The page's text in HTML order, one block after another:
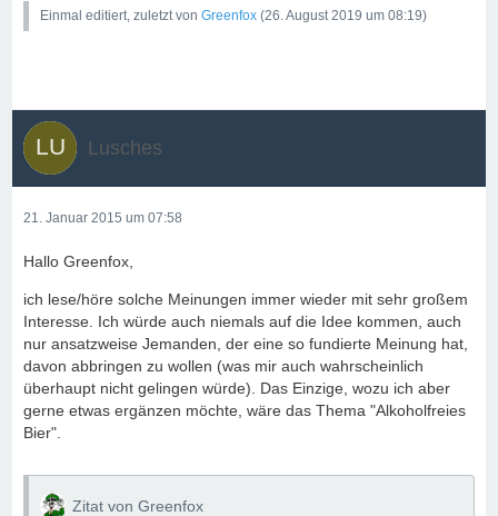
Einmal editiert, zuletzt von Greenfox (26. August 2019 um 08:19)
Lusches
21. Januar 2015 um 07:58
Hallo Greenfox,
ich lese/höre solche Meinungen immer wieder mit sehr großem
Interesse. Ich würde auch niemals auf die Idee kommen, auch
nur ansatzweise Jemanden, der eine so fundierte Meinung hat,
davon abbringen zu wollen (was mir auch wahrscheinlich
überhaupt nicht gelingen würde). Das Einzige, wozu ich aber
gerne etwas ergänzen möchte, wäre das Thema "Alkoholfreies
Bier".
Zitat von Greenfox